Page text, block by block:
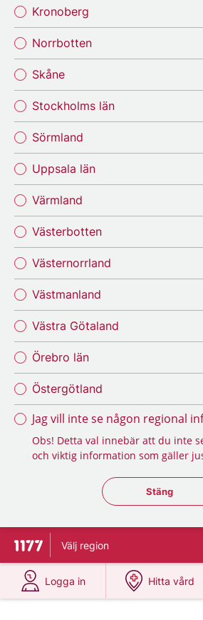
Kronoberg
Norrbotten
Skåne
Stockholms län
Sörmland
Uppsala län
Värmland
Västerbotten
Västernorrland
Västmanland
Västra Götaland
Örebro län
Östergötland
Jag vill inte se någon regional
Obs! Detta val innebär att du inte
och viktig information som gäller
Stäng
Stäng
Till startsidan för 1177
Välj region
Logga in
på 1177.se
Hitta vård
på